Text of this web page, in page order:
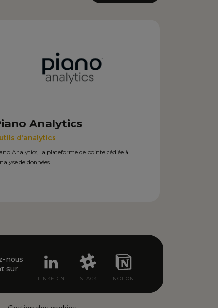
Analytics
d'analytics
Analytics, la plateforme de pointe dédiée à
de données.
nous
sur
LINKEDIN SLACK NOTION